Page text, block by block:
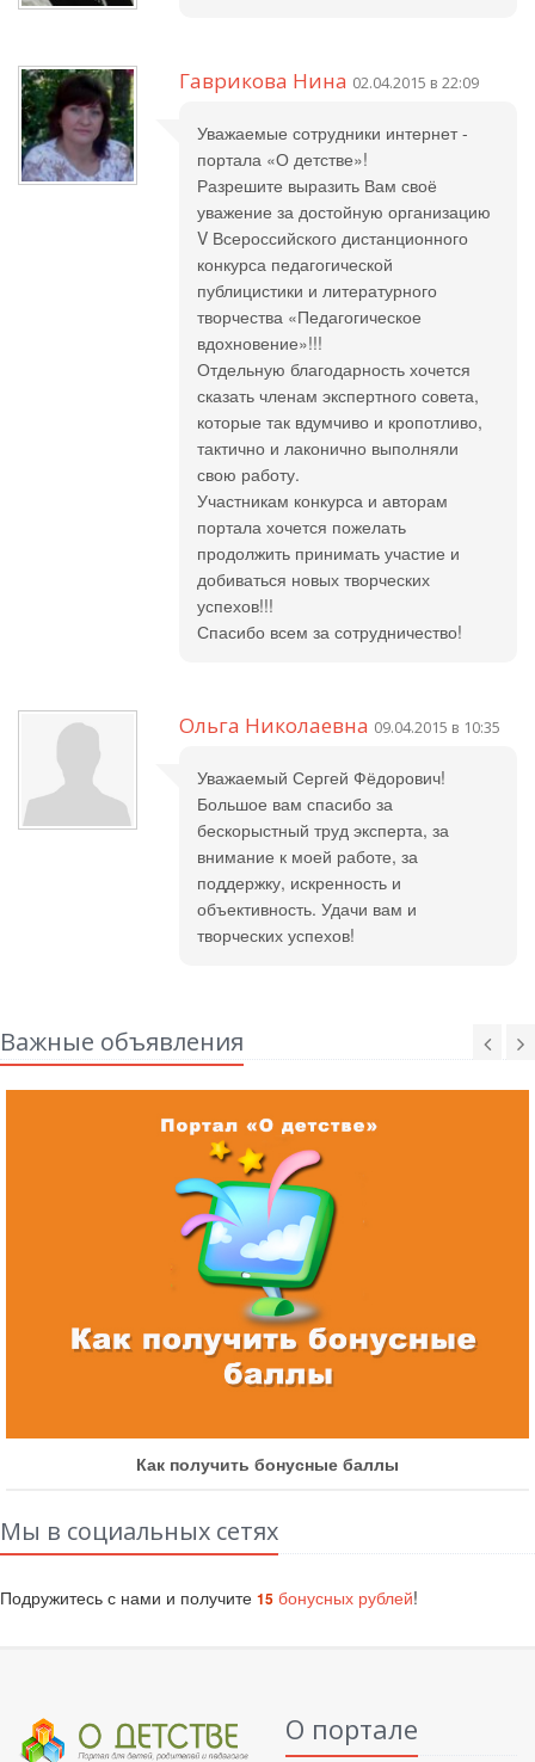
Гаврикова Нина 02.04.2015 в 22:09
Уважаемые сотрудники интернет -
портала «О детстве»!
Разрешите выразить Вам своё
уважение за достойную организацию
V Всероссийского дистанционного
конкурса педагогической
публицистики и литературного
творчества «Педагогическое
вдохновение»!!!
Отдельную благодарность хочется
сказать членам экспертного совета,
которые так вдумчиво и кропотливо,
тактично и лаконично выполняли
свою работу.
Участникам конкурса и авторам
портала хочется пожелать
продолжить принимать участие и
добиваться новых творческих
успехов!!!
Спасибо всем за сотрудничество!
Ольга Николаевна 09.04.2015 в 10:35
Уважаемый Сергей Фёдорович!
Большое вам спасибо за
бескорыстный труд эксперта, за
внимание к моей работе, за
поддержку, искренность и
объективность. Удачи вам и
творческих успехов!
Важные объявления
Как получить бонусные баллы
Мы в социальных сетях
Подружитесь с нами и получите 15 бонусных рублей!
О портале